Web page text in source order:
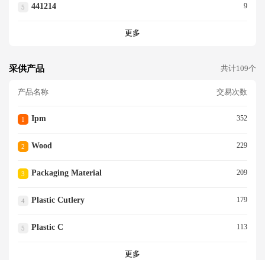
5 441214 9
更多
采供产品 共计109个
产品名称 交易次数
1 Ipm 352
2 Wood 229
3 Packaging Material 209
4 Plastic Cutlery 179
5 Plastic C 113
更多